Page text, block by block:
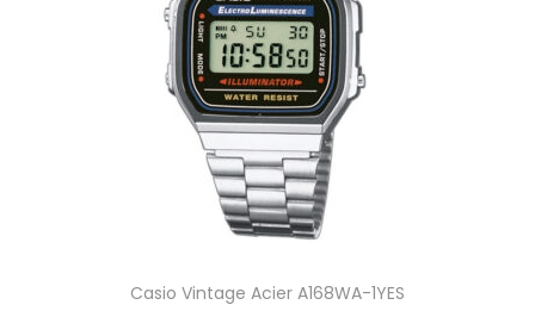
t
i
o
n
Casio Vintage Acier A168WA-1YES